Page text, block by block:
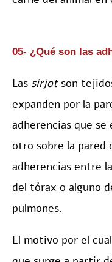
05- ¿Qué son las
Las sirjotson
expanden por la
adherencias que
otro sobre la pared
adherencias entre
del tórax o alguno
pulmones.
El motivo por el